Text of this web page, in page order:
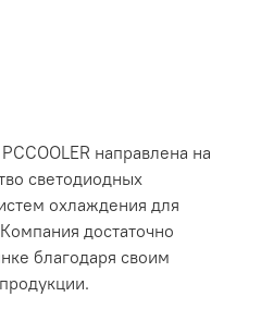
направлена на
светодиодных
охлаждения для
достаточно
благодаря своим